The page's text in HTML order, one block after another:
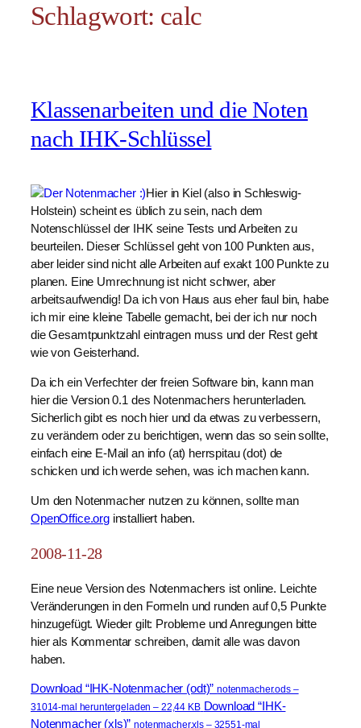
Schlagwort: calc
Klassenarbeiten und die Noten
nach IHK-Schlüssel
Hier in Kiel (also in Schleswig-
Holstein) scheint es üblich zu sein, nach dem
Notenschlüssel der IHK seine Tests und Arbeiten zu
beurteilen. Dieser Schlüssel geht von 100 Punkten aus,
aber leider sind nicht alle Arbeiten auf exakt 100 Punkte zu
planen. Eine Umrechnung ist nicht schwer, aber
arbeitsaufwendig! Da ich von Haus aus eher faul bin, habe
ich mir eine kleine Tabelle gemacht, bei der ich nur noch
die Gesamtpunktzahl eintragen muss und der Rest geht
wie von Geisterhand.
Da ich ein Verfechter der freien Software bin, kann man
hier die Version 0.1 des Notenmachers herunterladen.
Sicherlich gibt es noch hier und da etwas zu verbessern,
zu verändern oder zu berichtigen, wenn das so sein sollte,
einfach eine E-Mail an info (at) herrspitau (dot) de
schicken und ich werde sehen, was ich machen kann.
Um den Notenmacher nutzen zu können, sollte man
OpenOffice.orginstalliert haben.
2008-11-28
Eine neue Version des Notenmachers ist online. Leichte
Veränderungen in den Formeln und runden auf 0,5 Punkte
hinzugefügt. Wieder gilt: Probleme und Anregungen bitte
hier als Kommentar schreiben, damit alle was davon
haben.
Download “IHK-Notenmacher (odt)”notenmacher.ods –
31014-mal heruntergeladen – 22,44 KB Download “IHK-
Notenmacher (xls)”notenmacher.xls – 32551-mal